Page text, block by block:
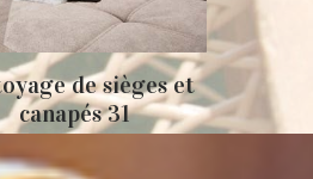
et
31
Tapissage
sièges 31